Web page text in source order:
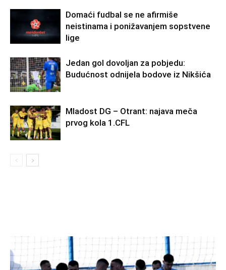
Domaći fudbal se ne afirmiše
neistinama i ponižavanjem sopstvene
lige
Jedan gol dovoljan za pobjedu:
Budućnost odnijela bodove iz Nikšića
Mladost DG – Otrant: najava meča
prvog kola 1.CFL